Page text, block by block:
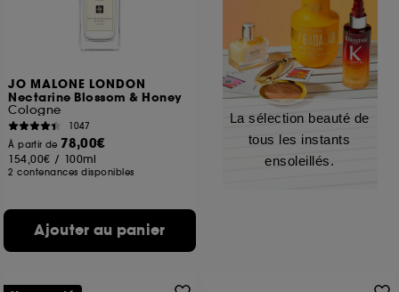
JO MALONE LONDON
Nectarine Blossom & Honey
Cologne
1047
À partir de 78,00€
154,00€ / 100ml
2 contenances disponibles
Ajouter au panier
La sélection beauté de
tous les instants
ensoleillés.